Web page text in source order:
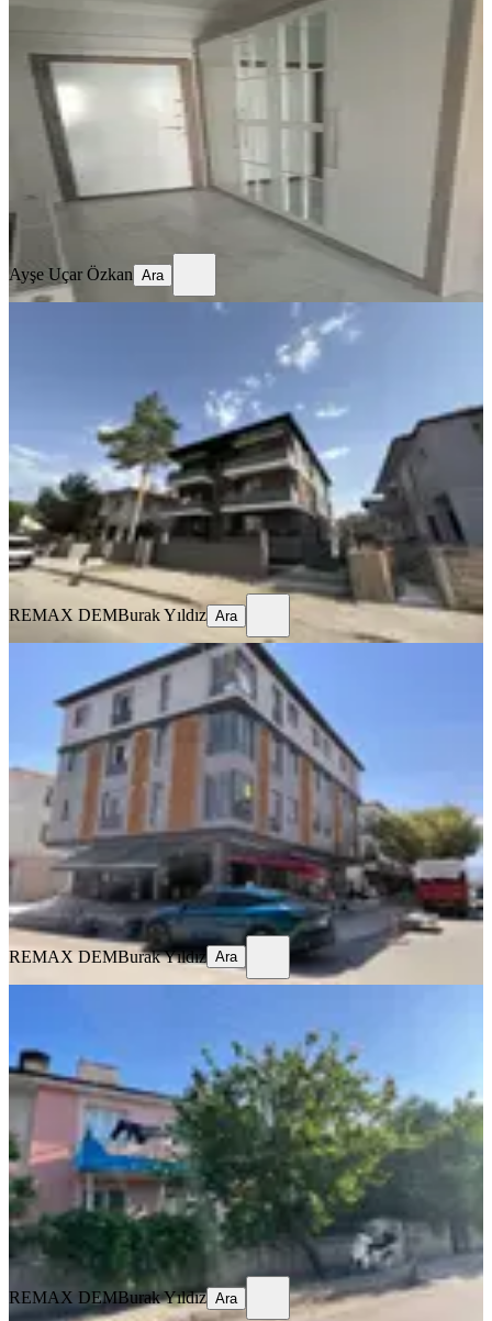
4,5+1 Temiz Lüks Daire
Merkez, Demirkent Mahallesi
4.5+1·
32.000 ₺
Ayşe Uçar Özkan
Ayşe Uçar Özkan Ara
Remax Dem'den Merkezi Konumda
Eşyalı Lüks Kiralık 1+1 Daire
Merkez, Halitpaşa Mahallesi
1+1
· 50 m²·2. Kat·31.07.2026
23.000 ₺
REMAX DEMBurak Yıldız
Ara
REMAX DEMBurak Yıldız Ara
Remax Dem'den İnönü Mah.yerden
Isıtmalı Kiralık 2+0 Lüx Daireler
Merkez, İnönü Mahallesi
2+0
70 m² 3. Kat· 29.07.2026
25.000 ₺
REMAX DEMBurak Yıldız
Ara
REMAX DEMBurak Yıldız Ara
Eşyalı Kiralık 2+1 Daire
Merkez, Kazım Karabekir Mahallesi
2+1 ·100 m² ·1. Kat ·25.07.2026
12.750 ₺
REMAX DEM Burak Yıldız
Ara
REMAX DEMBurak Yıldız Ara